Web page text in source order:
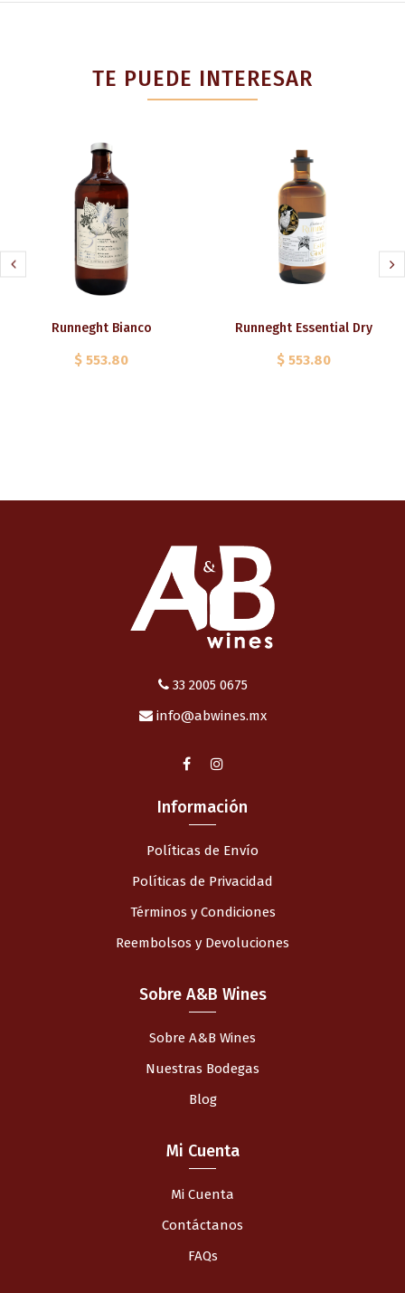
TE PUEDE INTERESAR
Runneght Bianco
$ 553.80
Runneght Essential Dry
$ 553.80
33 2005 0675
info@abwines.mx
Información
Políticas de Envío
Políticas de Privacidad
Términos y Condiciones
Reembolsos y Devoluciones
Sobre A&B Wines
Sobre A&B Wines
Nuestras Bodegas
Blog
Mi Cuenta
Mi Cuenta
Contáctanos
FAQs